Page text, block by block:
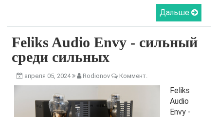
Дальше
Feliks Audio Envy - сильный
среди сильных
апреля 05, 2024 Rodionov Коммент.
Feliks
Audio
Envy -